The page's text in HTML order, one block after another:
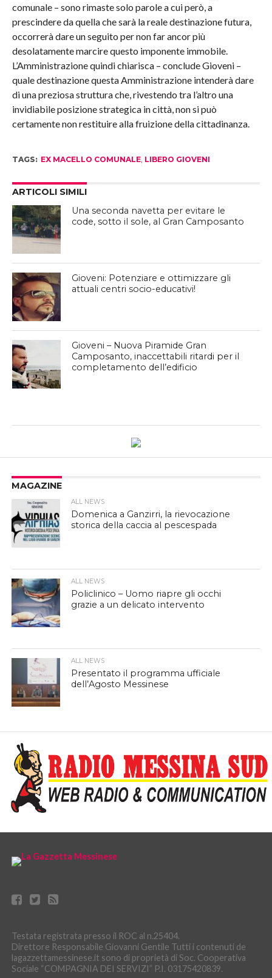
comunale – sono rimaste solo parole a cui però, a
prescindere da quella che sarà la reale destinazione futura,
occorrerà dare un seguito per non far ancor più
desolatamente marcire questo imponente immobile.
L’Amministrazione quindi chiarisca – conclude Gioveni –
quale destinazione questa Amministrazione intenderà dare
di una preziosa struttura che, rivestendo tra l’altro una
invidiabile posizione strategica in città, non si può
certamente non restituire alla fruizione della cittadinanza.
TAGS: EX MACELLO COMUNALE, LIBERO GIOVENI
ARTICOLI SIMILI
Una seconda navetta per evitare le
code, sotto il sole, al Gran Camposanto
Gioveni: Potenziare e ottimizzare gli
attuali centri socio-educativi!
Gioveni – Nuova Piramide Gran
Camposanto, inaccettabili ritardi per il
completamento dell’edificio
MAGAZINE
ALL NEWS
Domenica a Ganzirri, la rievocazione
storica della caccia al pescespada
ALL NEWS
Policlinico – Uomo riapre gli occhi
grazie a un delicato intervento
ALL NEWS
Presentato il programma ufficiale
dell’Agosto Messinese
Testata registrata presso il ROC al n.25404.
Direttore Responsabile Giovanni Gentile Tutti i contenuti de
lagazzettamessinese.it sono di proprietà di Soc. Cooperativa
Sociale “COMPAGNIA DEI SERVIZI” P.I. 03175420839.